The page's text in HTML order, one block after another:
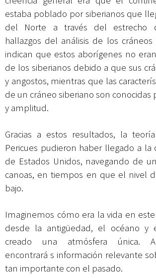
estaba poblado por siberianos que
del Norte a través del estrecho
hallazgos del análisis de los
indican que estos aborígenes no
de los siberianos debido a que sus
y angostos, mientras que las
de un cráneo siberiano son conocidas
y amplitud.
Gracias a estos resultados, la
Pericues pudieron haber llegado a la
de Estados Unidos, navegando de
canoas, en tiempos en que el nivel
bajo.
Imaginemos cómo era la vida en
desde la antigüedad, el océano y
creado una atmósfera única. A
encontrará s información relevante
tan importante con el pasado.